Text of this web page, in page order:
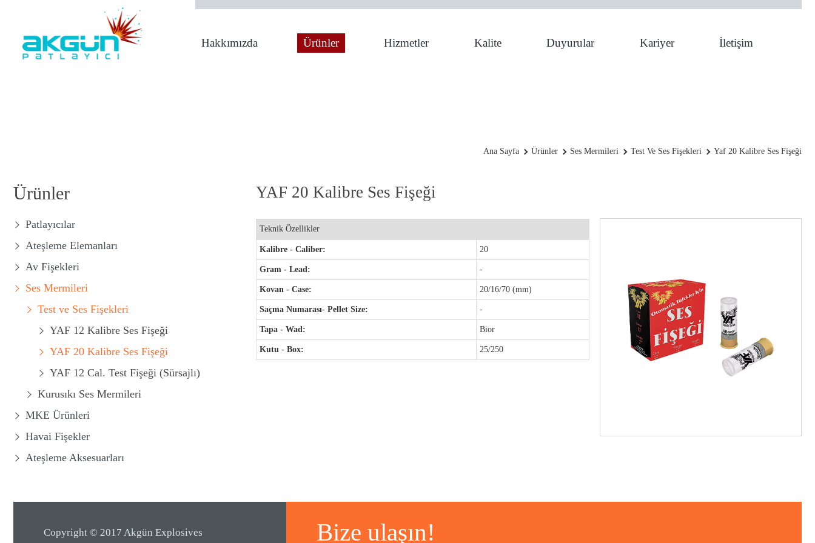
Hakkımızda Ürünler Hizmetler Kalite Duyurular Kariyer İletişim
Ana Sayfa Ürünler Ses Mermileri Test Ve Ses Fişekleri Yaf 20 Kalibre Ses Fişeği
YAF 20 Kalibre Ses Fişeği
Teknik Özellikler
Kalibre - Caliber: 20
Gram - Lead: -
Kovan - Case: 20/16/70 (mm)
Saçma Numarası- Pellet Size: -
Tapa - Wad: Bior
Kutu - Box: 25/250
Ürünler
Patlayıcılar
Ateşleme Elemanları
Av Fişekleri
Ses Mermileri
Test ve Ses Fişekleri
YAF 12 Kalibre Ses Fişeği
YAF 20 Kalibre Ses Fişeği
YAF 12 Cal. Test Fişeği (Sürsajlı)
Kurusıkı Ses Mermileri
MKE Ürünleri
Havai Fişekler
Ateşleme Aksesuarları
Copyright © 2017 Akgün Explosives Bize ulaşın!